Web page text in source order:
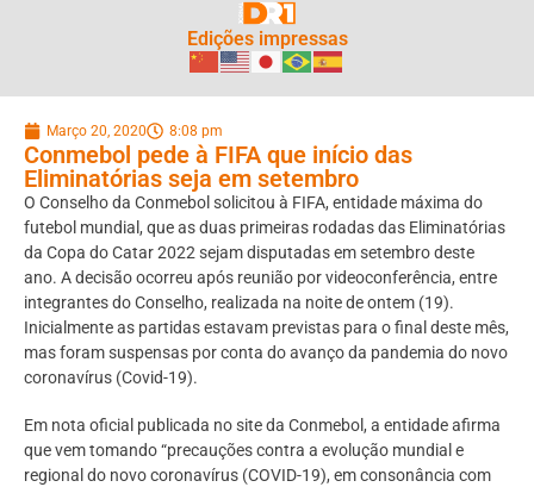
Edições impressas
Março 20, 2020 8:08 pm
Conmebol pede à FIFA que início das
Eliminatórias seja em setembro
O Conselho da Conmebol solicitou à FIFA, entidade máxima do
futebol mundial, que as duas primeiras rodadas das Eliminatórias
da Copa do Catar 2022 sejam disputadas em setembro deste
ano. A decisão ocorreu após reunião por videoconferência, entre
integrantes do Conselho, realizada na noite de ontem (19).
Inicialmente as partidas estavam previstas para o final deste mês,
mas foram suspensas por conta do avanço da pandemia do novo
coronavírus (Covid-19).
Em nota oficial publicada no site da Conmebol, a entidade afirma
que vem tomando “precauções contra a evolução mundial e
regional do novo coronavírus (COVID-19), em consonância com